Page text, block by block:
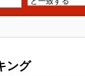
ング